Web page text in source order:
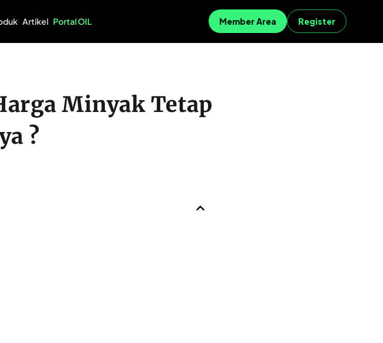
Artikel Portal OIL Member Area Register
Minyak Tetap
?